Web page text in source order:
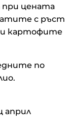
при цената
с ръст
картофите
по
април